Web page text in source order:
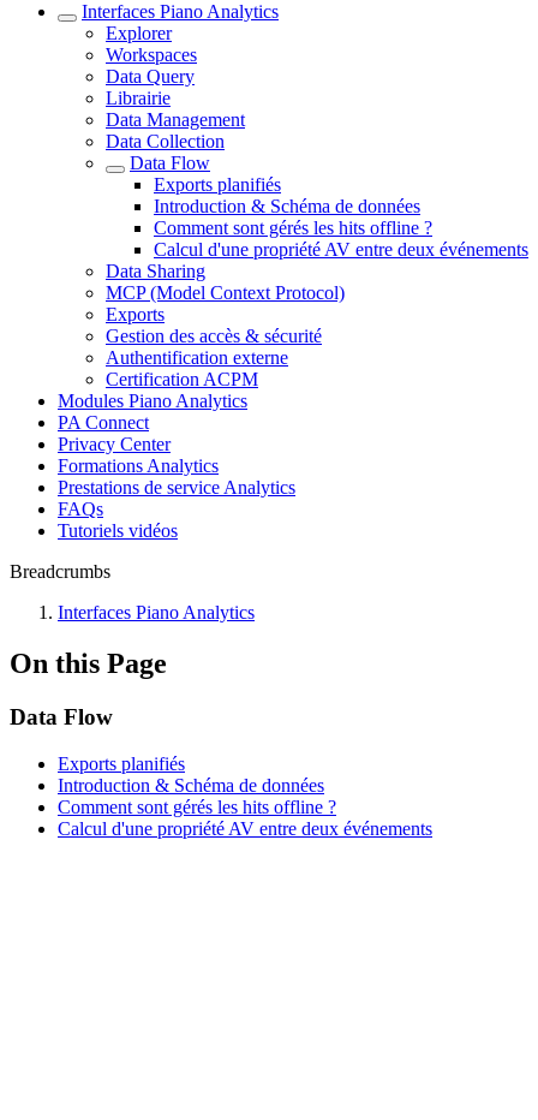
Interfaces Piano Analytics
Explorer
Workspaces
Data Query
Librairie
Data Management
Data Collection
Data Flow
Exports planifiés
Introduction & Schéma de données
Comment sont gérés les hits offline ?
Calcul d'une propriété AV entre deux événements
Data Sharing
MCP (Model Context Protocol)
Exports
Gestion des accès & sécurité
Authentification externe
Certification ACPM
Modules Piano Analytics
PA Connect
Privacy Center
Formations Analytics
Prestations de service Analytics
FAQs
Tutoriels vidéos
Breadcrumbs
Interfaces Piano Analytics
On this Page
Data Flow
Exports planifiés
Introduction & Schéma de données
Comment sont gérés les hits offline ?
Calcul d'une propriété AV entre deux événements